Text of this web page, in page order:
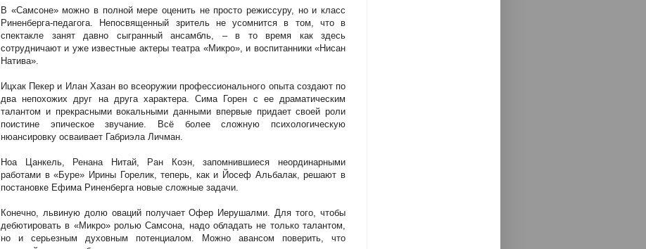
В «Самсоне» можно в полной мере оценить не просто режиссуру, но и класс
Риненберга-педагога. Непосвященный зритель не усомнится в том, что в
спектакле занят давно сыгранный ансамбль, – в то время как здесь
сотрудничают и уже известные актеры театра «Микро», и воспитанники «Нисан
Натива».
Ицхак Пекер и Илан Хазан во всеоружии профессионального опыта создают по
два непохожих друг на друга характера. Сима Горен с ее драматическим
талантом и прекрасными вокальными данными впервые придает своей роли
поистине эпическое звучание. Всё более сложную психологическую
нюансировку осваивает Габриэла Личман.
Ноа Цанкель, Ренана Нитай, Ран Коэн, запомнившиеся неординарными
работами в «Буре» Ирины Горелик, теперь, как и Йосеф Альбалак, решают в
постановке Ефима Риненберга новые сложные задачи.
Конечно, львиную долю оваций получает Офер Иерушалми. Для того, чтобы
дебютировать в «Микро» ролью Самсона, надо обладать не только талантом,
но и серьезным духовным потенциалом. Можно авансом поверить, что